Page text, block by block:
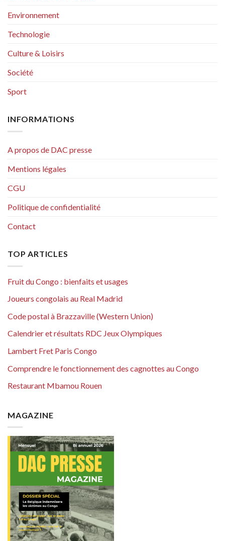
Environnement
Technologie
Culture & Loisirs
Société
Sport
INFORMATIONS
A propos de DAC presse
Mentions légales
CGU
Politique de confidentialité
Contact
TOP ARTICLES
Fruit du Congo : bienfaits et usages
Joueurs congolais au Real Madrid
Code postal à Brazzaville (Western Union)
Calendrier et résultats RDC Jeux Olympiques
Lambert Fret Paris Congo
Comprendre le fonctionnement des cagnottes au Congo
Restaurant Mbamou Rouen
MAGAZINE